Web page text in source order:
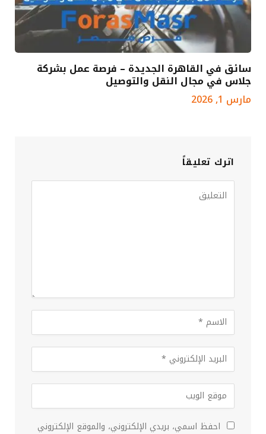
سائق في القاهرة الجديدة – فرصة عمل بشركة
جلاس في مجال النقل والتوصيل
مارس 1, 2026
اترك تعليقاً
احفظ اسمي، بريدي الإلكتروني، والموقع الإلكتروني